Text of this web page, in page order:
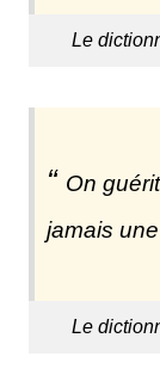
Le
On
jamais
Le